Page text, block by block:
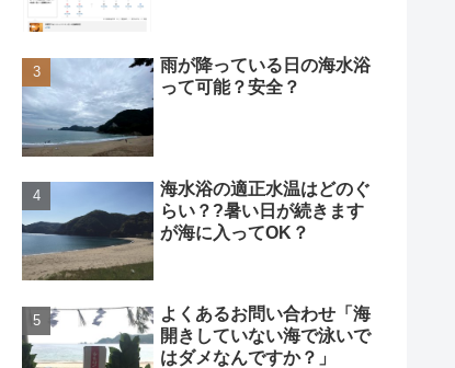
雨が降っている日の海水浴
って可能？安全？
海水浴の適正水温はどのぐ
らい？?暑い日が続きます
が海に入ってOK？
よくあるお問い合わせ「海
開きしていない海で泳いで
はダメなんですか？」